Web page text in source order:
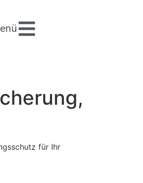
für Ihr